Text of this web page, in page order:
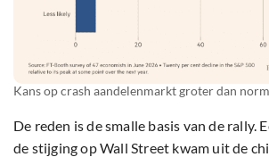
Kans op crash aandelenmarkt groter dan
De reden is de smalle basis van de rally.
de stijging op Wall Street kwam uit de